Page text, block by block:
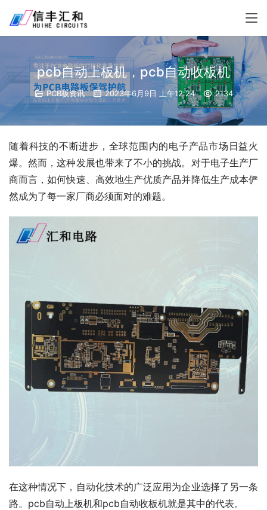
pcb自动上板机，pcb自动收板机
PCB板资讯 2023年6月9日 上午12:24 2134
随着科技的不断进步，全球范围内的电子产品市场日益火
爆。然而，这种发展也带来了不小的挑战。对于电子生产厂
商而言，如何快速、高效地生产优质产品并降低生产成本俨
然成为了每一家厂商必须面对的难题。
在这种情况下，自动化技术的广泛应用为企业选择了另一条
路。pcb自动上板机和pcb自动收板机就是其中的代表。